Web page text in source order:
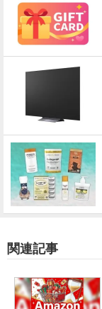
関連記事